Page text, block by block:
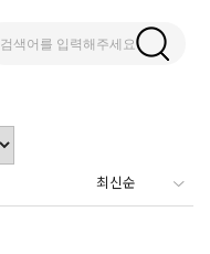
검색어를 입력해주세요